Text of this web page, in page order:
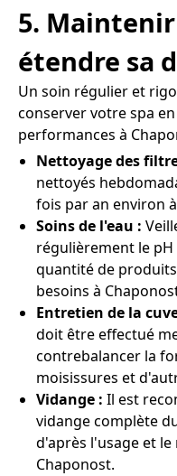
5.
étendre sa
Un soin régulier et
conserver votre spa
performances à
Nettoyage des
nettoyés
fois par an environ
Soins de l'eau :
régulièrement le
quantité de
besoins à
Entretien de la
doit être effectué
contrebalancer la
moisissures et
Vidange : Il est
vidange complète
d'après l'usage et
Chaponost.